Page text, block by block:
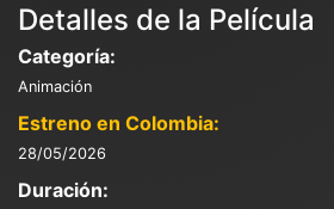
Detalles de la Película
Categoría:
Animación
Estreno en Colombia:
28/05/2026
Duración: